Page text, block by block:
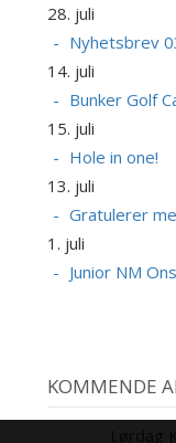
28. juli
Nyhetsbrev
14. juli
Bunker Golf
15. juli
Hole in one!
13. juli
Gratulerer
1. juli
Junior NM
KOMMENDE